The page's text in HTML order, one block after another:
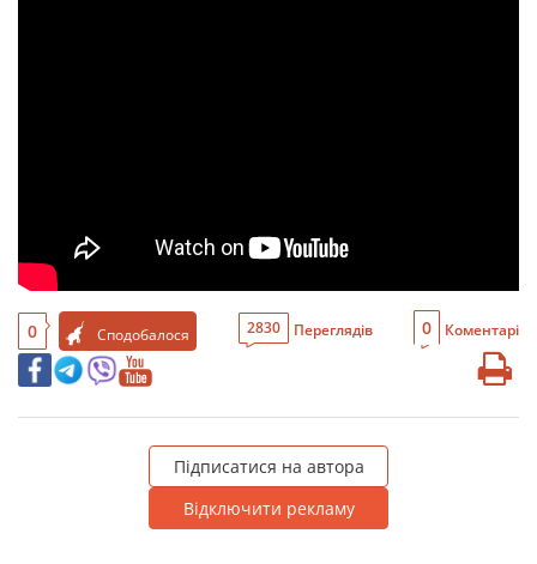
0 Сподобалося 2830 Переглядів 0 Коментарі
Підписатися на автора
Відключити рекламу